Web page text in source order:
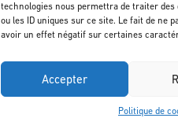
technologies nous permettra de traiter
ou les ID uniques sur ce site. Le fait de ne
avoir un effet négatif sur certaines
Accepter
Politique de
MENTIONS